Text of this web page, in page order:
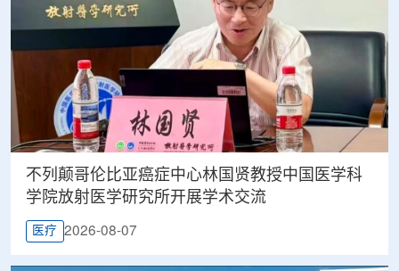
不列颠哥伦比亚癌症中心林国贤教授中国医学科
学院放射医学研究所开展学术交流
医疗 2026-08-07